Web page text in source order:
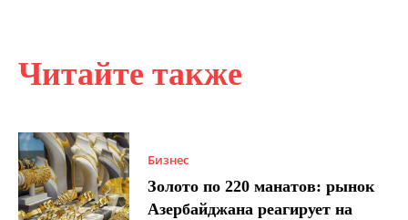
Читайте также
Бизнес
Золото по 220 манатов: рынок
Азербайджана реагирует на